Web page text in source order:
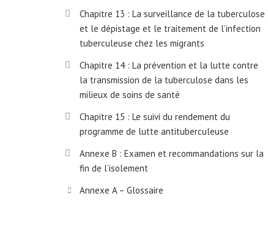
Chapitre 13 : La surveillance de la tuberculose
et le dépistage et le traitement de l’infection
tuberculeuse chez les migrants
Chapitre 14 : La prévention et la lutte contre
la transmission de la tuberculose dans les
milieux de soins de santé
Chapitre 15 : Le suivi du rendement du
programme de lutte antituberculeuse
Annexe B : Examen et recommandations sur la
fin de l’isolement
Annexe A – Glossaire